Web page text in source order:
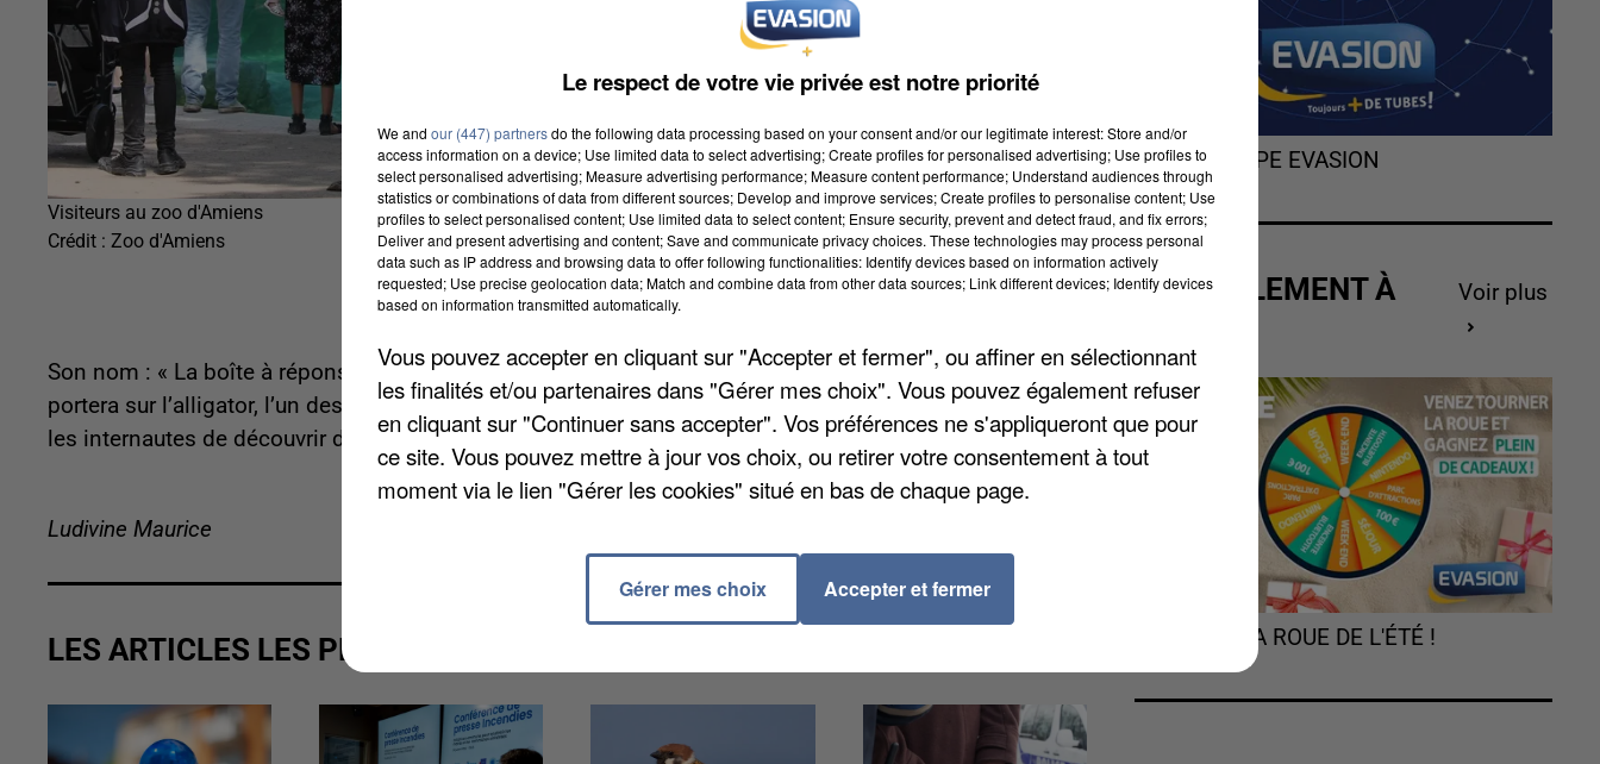
Visiteurs au zoo d'Amiens
Crédit : Zoo d'Amiens
Son nom : « La boîte à réponses ». Et le premier épisode, qui sort sur les réseaux sociaux ce mercredi,
portera sur l’alligator, l’un des animaux qui intrigue le plus les visiteurs du zoo. Une opportunité pour
les internautes de découvrir diverses espèces animales et de voir le fonctionnement d’un zoo.
Ludivine Maurice
LES ARTICLES LES PLUS VUS
L'HOROSCOPE EVASION
ACTUELLEMENT À
Voir plus
TOURNEZ LA ROUE DE L'ÉTÉ !
Le respect de votre vie privée est notre priorité
We and our (447) partnersdo the following data processing based on your consent and/or our legitimate interest: Store and/or
access information on a device; Use limited data to select advertising; Create profiles for personalised advertising; Use profiles to
select personalised advertising; Measure advertising performance; Measure content performance; Understand audiences through
statistics or combinations of data from different sources; Develop and improve services; Create profiles to personalise content; Use
profiles to select personalised content; Use limited data to select content; Ensure security, prevent and detect fraud, and fix errors;
Deliver and present advertising and content; Save and communicate privacy choices. These technologies may process personal
data such as IP address and browsing data to offer following functionalities: Identify devices based on information actively
requested; Use precise geolocation data; Match and combine data from other data sources; Link different devices; Identify devices
based on information transmitted automatically.
Vous pouvez accepter en cliquant sur "Accepter et fermer", ou affiner en sélectionnant
les finalités et/ou partenaires dans "Gérer mes choix". Vous pouvez également refuser
en cliquant sur "Continuer sans accepter". Vos préférences ne s'appliqueront que pour
ce site. Vous pouvez mettre à jour vos choix, ou retirer votre consentement à tout
moment via le lien "Gérer les cookies" situé en bas de chaque page.
Gérer mes choix Accepter et fermer